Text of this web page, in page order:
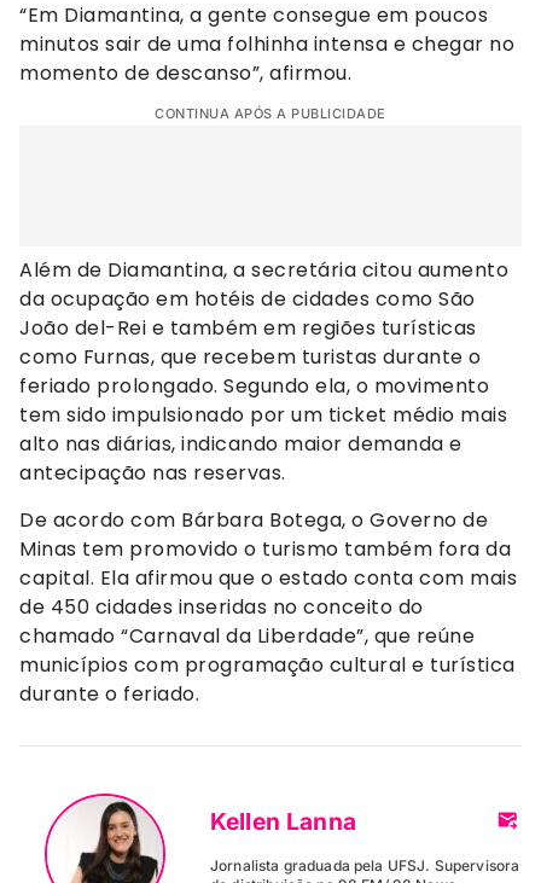
“Em Diamantina, a gente consegue em poucos
minutos sair de uma folhinha intensa e chegar no
momento de descanso”, afirmou.
CONTINUA APÓS A PUBLICIDADE
Além de Diamantina, a secretária citou aumento
da ocupação em hotéis de cidades como São
João del-Rei e também em regiões turísticas
como Furnas, que recebem turistas durante o
feriado prolongado. Segundo ela, o movimento
tem sido impulsionado por um ticket médio mais
alto nas diárias, indicando maior demanda e
antecipação nas reservas.
De acordo com Bárbara Botega, o Governo de
Minas tem promovido o turismo também fora da
capital. Ela afirmou que o estado conta com mais
de 450 cidades inseridas no conceito do
chamado “Carnaval da Liberdade”, que reúne
municípios com programação cultural e turística
durante o feriado.
Kellen Lanna
Jornalista graduada pela UFSJ. Supervisora